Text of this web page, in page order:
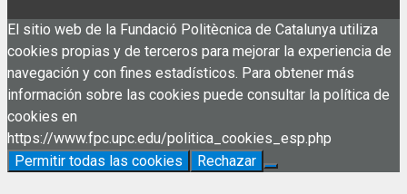
El sitio web de la Fundació Politècnica de Catalunya utiliza
cookies propias y de terceros para mejorar la experiencia de
navegación y con fines estadísticos. Para obtener más
información sobre las cookies puede consultar la política de
cookies en
https://www.fpc.upc.edu/politica_cookies_esp.php
Permitir todas las cookies
Rechazar